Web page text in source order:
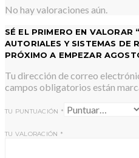
No hay valoraciones aún.
SÉ EL PRIMERO EN VALORAR
AUTORIALES Y SISTEMAS DE
PRÓXIMO A EMPEZAR
Tu dirección de correo
campos obligatorios están
TU PUNTUACIÓN *
TU VALORACIÓN *